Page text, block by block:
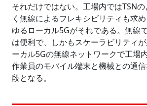
それだけではない。工場内ではTSN
く無線によるフレキシビリティも求
ゆるローカル5Gがそれである。無線
は便利で、しかもスケーラビリティ
ーカル5Gの無線ネットワークで工場
作業員のモバイル端末と機械との通
段となる。